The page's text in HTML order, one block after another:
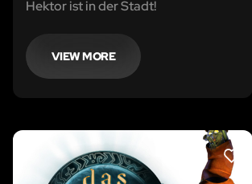
Hektor ist in der Stadt!
VIEW MORE
LIKE